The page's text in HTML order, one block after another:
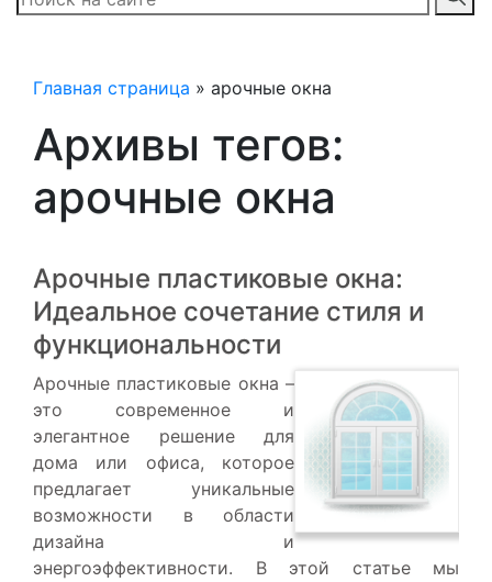
Главная страница » арочные окна
Архивы тегов:
арочные окна
Арочные пластиковые окна:
Идеальное сочетание стиля и
функциональности
Арочные пластиковые окна –
это современное и
элегантное решение для
дома или офиса, которое
предлагает уникальные
возможности в области
дизайна и
энергоэффективности. В этой статье мы